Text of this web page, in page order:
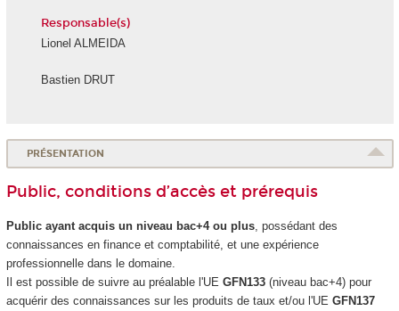
Responsable(s)
Lionel ALMEIDA
Bastien DRUT
PRÉSENTATION
Public, conditions d’accès et prérequis
Public ayant acquis un niveau bac+4 ou plus, possédant des
connaissances en finance et comptabilité, et une expérience
professionnelle dans le domaine.
Il est possible de suivre au préalable l'UE GFN133(niveau bac+4) pour
acquérir des connaissances sur les produits de taux et/ou l'UE GFN137